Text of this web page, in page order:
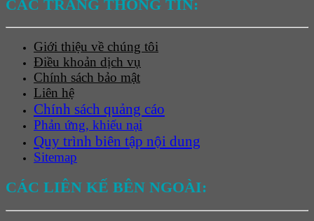
CÁC TRANG THÔNG TIN:
Giới thiệu về chúng tôi
Điều khoản dịch vụ
Chính sách bảo mật
Liên hệ
Chính sách quảng cáo
Phản ứng, khiếu nại
Quy trình biên tập nội dung
Sitemap
CÁC LIÊN KẾ BÊN NGOÀI: